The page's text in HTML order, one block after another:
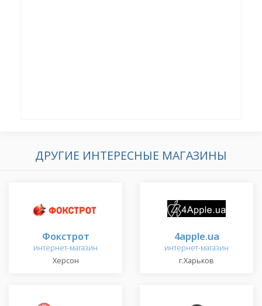
ДРУГИЕ ИНТЕРЕСНЫЕ МАГАЗИНЫ
Фокстрот
интернет-магазин
Херсон
4apple.ua
интернет-магазин
г.Харьков